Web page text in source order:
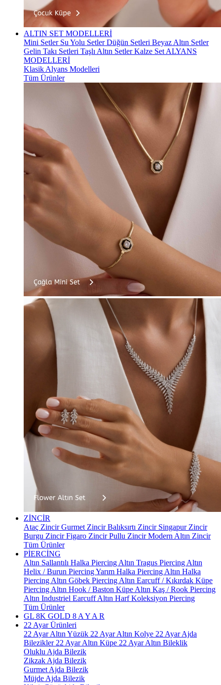
ALTIN SET MODELLERİ
Mini Setler Su Yolu SetlerDüğün Setleri Beyaz Altın Setler
Gelin Takı Setleri Taşlı Altın SetlerKalze Set ALYANS
MODELLERİ
Klasik Alyans Modelleri
Tüm Ürünler
ZİNCİR
Ataç ZincirGurmet ZincirBalıksırtı Zincir Singapur Zincir
Burgu ZincirFigaro ZincirPullu ZincirModern Altın Zincir
Tüm Ürünler
PİERCİNG
Altın Sallantılı Halka Piercing Altın Tragus Piercing Altın
Helix / Burun PiercingYarım Halka Piercing Altın Halka
Piercing Altın Göbek Piercing Altın Earcuff / Kıkırdak Küpe
Piercing Altın Hook / Baston Küpe Altın Kaş / Rook Piercing
Altın Industriel EarcuffAltın Harf Koleksiyon Piercing
Tüm Ürünler
GL 8K GOLD 8 A Y A R
22 Ayar Ürünleri
22 Ayar Altın Yüzük 22 Ayar Altın Kolye 22 Ayar Ajda
Bilezikler 22 Ayar Altın Küpe 22 Ayar Altın Bileklik
Oluklu Ajda Bilezik
Zikzak Ajda Bilezik
Gurmet Ajda Bilezik
Müjde Ajda Bilezik